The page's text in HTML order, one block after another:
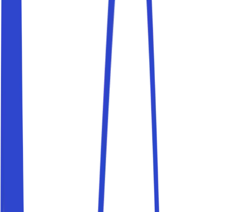
Parkplätze in der Nähe von Uffizi
Buche einen Parkplatz in der Nähe von Uffizi und erreiche
dein Ziel bequem zu Fuß. Parkito-Stellplätze sind privat,
geprüft und in wenigen Minuten buchbar.
Parkplätze in der Nähe von Viale Belfiore
Buche einen Parkplatz in der Nähe von Viale Belfiore und
erreiche dein Ziel bequem zu Fuß. Parkito-Stellplätze
sind privat, geprüft und in wenigen Minuten buchbar.
Parkplätze in der Nähe von Stadio Franchi
Buche einen Parkplatz in der Nähe von Stadio Franchi und
erreiche dein Ziel bequem zu Fuß. Parkito-Stellplätze
sind privat, geprüft und in wenigen Minuten buchbar.
Parkplätze in der Nähe von Piazzale